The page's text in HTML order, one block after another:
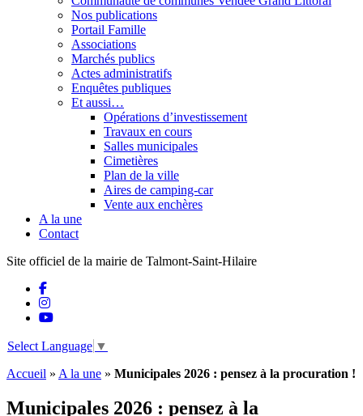
Nos publications
Portail Famille
Associations
Marchés publics
Actes administratifs
Enquêtes publiques
Et aussi…
Opérations d’investissement
Travaux en cours
Salles municipales
Cimetières
Plan de la ville
Aires de camping-car
Vente aux enchères
A la une
Contact
Site officiel de la mairie de Talmont-Saint-Hilaire
Select Language ▼
Accueil » A la une » Municipales 2026 : pensez à la procuration !
Municipales 2026 : pensez à la